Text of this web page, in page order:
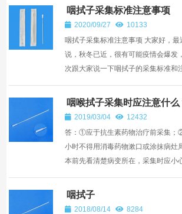
20人...
咽拭子采集标准注意事项
2020/09/27
10133
咽拭子采集标准注意事项 大家好，最
说，秋冬已近，很有可能疫情会爆发
次跟大家说一下咽拭子的采集标准和
的咽部...
咽喉拭子采集时应注意什么
2019/03/04
12432
答：①应于抗生素药物治疗前采集；
小时不得用消毒药物漱口或涂抹病
本前先看清楚病变所在，采集时应小
染；④疑为白喉...
咽拭子
2018/08/14
8284